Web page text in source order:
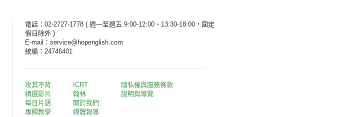
電話：02-2727-1778 ( 週一至週五 9:00-12:00、13:30-18:00，國定
假日除外 )
E-mail：service@hopenglish.com
統編：24746401
攻其不背
精選影片
每日片語
專欄教學
ICRT
翰林
關於我們
媒體報導
隱私權與服務條款
說明與導覽